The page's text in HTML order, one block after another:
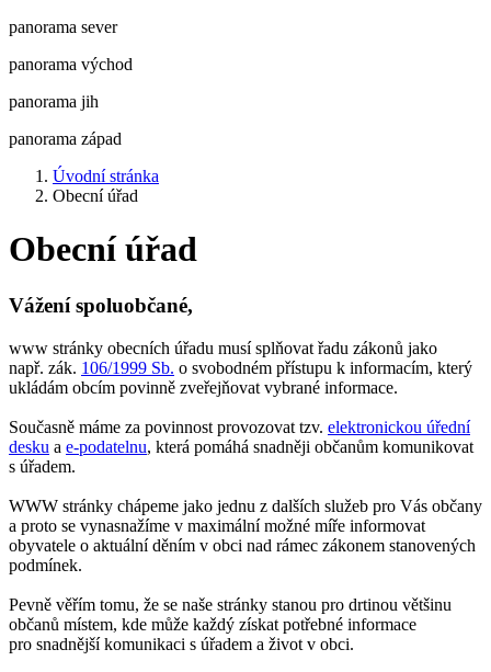
panorama sever
panorama východ
panorama jih
panorama západ
Úvodní stránka
Obecní úřad
Obecní úřad
Vážení spoluobčané,
www stránky obecních úřadu musí splňovat řadu zákonů jako
např. zák. 106/1999 Sb. o svobodném přístupu k informacím, který
ukládám obcím povinně zveřejňovat vybrané informace.
Současně máme za povinnost provozovat tzv. elektronickou úřední
desku a e-podatelnu, která pomáhá snadněji občanům komunikovat
s úřadem.
WWW stránky chápeme jako jednu z dalších služeb pro Vás občany
a proto se vynasnažíme v maximální možné míře informovat
obyvatele o aktuální děním v obci nad rámec zákonem stanovených
podmínek.
Pevně věřím tomu, že se naše stránky stanou pro drtinou většinu
občanů místem, kde může každý získat potřebné informace
pro snadnější komunikaci s úřadem a život v obci.